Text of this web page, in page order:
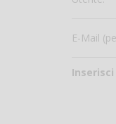
E-Mail